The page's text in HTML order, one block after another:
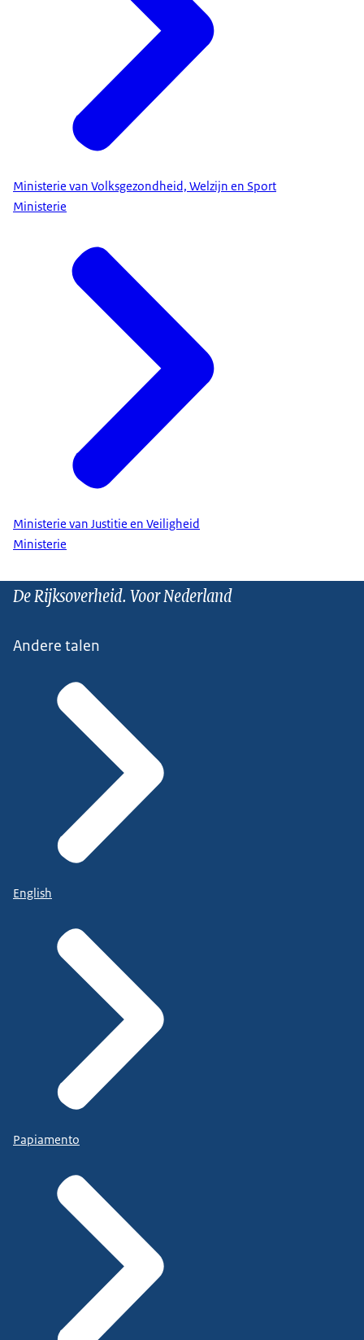
Ministerie van Volksgezondheid, Welzijn en Sport
Ministerie
Ministerie van Justitie en Veiligheid
Ministerie
De Rijksoverheid. Voor Nederland
Andere talen
English
Papiamento